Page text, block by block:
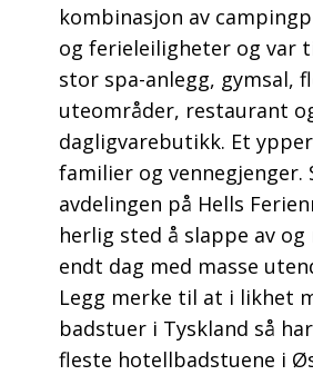
kombinasjon av
og ferieleiligheter og var
stor spa-anlegg, gymsal,
uteområder, restaurant
dagligvarebutikk. Et
familier og vennegjenger.
avdelingen på Hells
herlig sted å slappe av
endt dag med masse
Legg merke til at i likhet
badstuer i Tyskland så
fleste hotellbadstuene i